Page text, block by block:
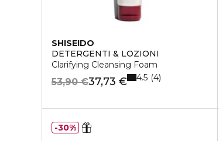
SHISEIDO
DETERGENTI & LOZIONI
Clarifying Cleansing Foam
37,73 €
53,90 € 4.5 4
30%